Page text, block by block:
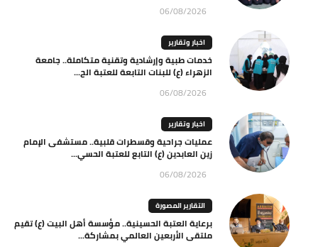
06/08/2026
اخبار وتقارير
خدمات طبية وإرشادية وتقنية متكاملة.. جامعة
الزهراء (ع) للبنات التابعة للعتبة الح...
06/08/2026
اخبار وتقارير
عمليات جراحية وقسطرات قلبية.. مستشفى الإمام
زين العابدين (ع) التابع للعتبة الحسي...
06/08/2026
التقارير المصورة
برعاية العتبة الحسينية.. مؤسسة أهل البيت (ع) تقيم
ملتقى الأربعين العالمي بمشاركة...